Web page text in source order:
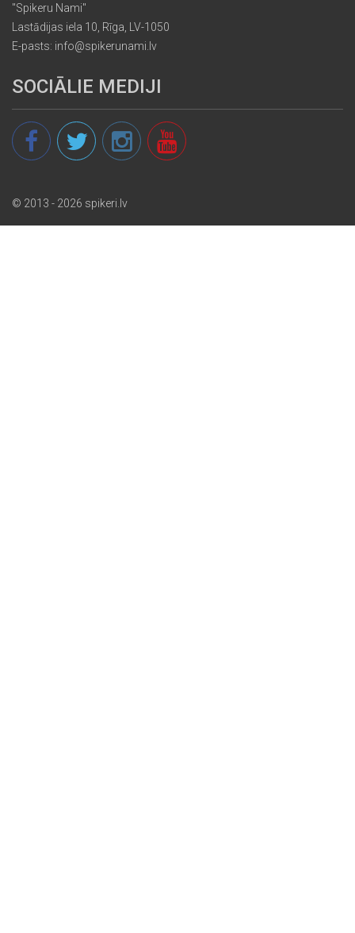
"Spikeru Nami"
Lastādijas iela 10, Rīga, LV-1050
E-pasts: info@spikerunami.lv
SOCIĀLIE MEDIJI
© 2013 - 2026 spikeri.lv